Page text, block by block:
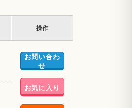
操作
お問い合わ
せ
お気に入り